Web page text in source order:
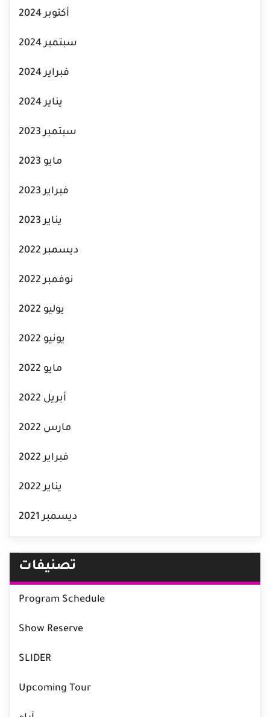
أكتوبر 2024
سبتمبر 2024
فبراير 2024
يناير 2024
سبتمبر 2023
مايو 2023
فبراير 2023
يناير 2023
ديسمبر 2022
نوفمبر 2022
يوليو 2022
يونيو 2022
مايو 2022
أبريل 2022
مارس 2022
فبراير 2022
يناير 2022
ديسمبر 2021
تصنيفات
Program Schedule
Show Reserve
SLIDER
Upcoming Tour